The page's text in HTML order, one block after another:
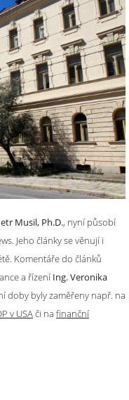
Musil, Ph.D., nyní působí
Jeho články se věnují i
Komentáře do článků
a řízení Ing. Veronika
doby byly zaměřeny např. na
v USAči na finanční